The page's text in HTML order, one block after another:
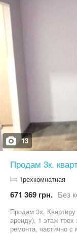
13
Продам 3к.
Трехкомнатная
671 369 грн. Без
Продам 3х.
аренду), 1 этаж трех
ремонта, частично